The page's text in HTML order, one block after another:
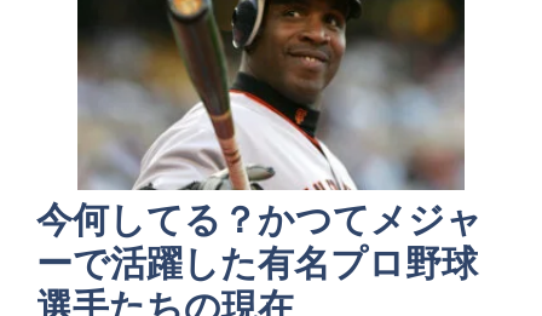
今何してる？かつてメジャ
ーで活躍した有名プロ野球